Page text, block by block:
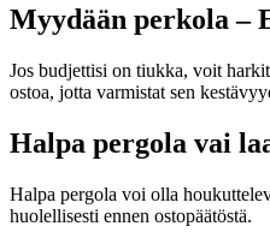
Myydään perkola –
Jos budjettisi on tiukka, voit
ostoa, jotta varmistat sen
Halpa pergola vai
Halpa pergola voi olla
huolellisesti ennen ostopäätöstä.